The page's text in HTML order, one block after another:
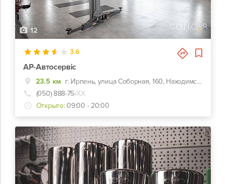
12
3.6
АР-Автосервіс
23.5 км
г. Ирпень, улица Соборная, 160, Находимся в г.Буча,ул.Шевченка 25
(050) 888-75-ХХ
Открыто: 09:00 - 20:00